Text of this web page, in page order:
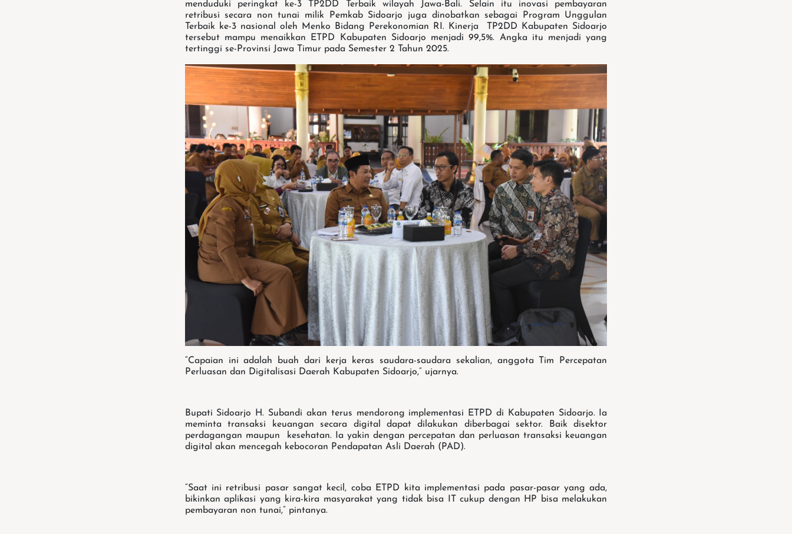
menduduki peringkat ke-3 TP2DD Terbaik wilayah Jawa-Bali. Selain itu inovasi pembayaran
retribusi secara non tunai milik Pemkab Sidoarjo juga dinobatkan sebagai Program Unggulan
Terbaik ke-3 nasional oleh Menko Bidang Perekonomian RI. Kinerja TP2DD Kabupaten Sidoarjo
tersebut mampu menaikkan ETPD Kabupaten Sidoarjo menjadi 99,5%. Angka itu menjadi yang
tertinggi se-Provinsi Jawa Timur pada Semester 2 Tahun 2025.
“Capaian ini adalah buah dari kerja keras saudara-saudara sekalian, anggota Tim Percepatan
Perluasan dan Digitalisasi Daerah Kabupaten Sidoarjo,” ujarnya.
Bupati Sidoarjo H. Subandi akan terus mendorong implementasi ETPD di Kabupaten Sidoarjo. Ia
meminta transaksi keuangan secara digital dapat dilakukan diberbagai sektor. Baik disektor
perdagangan maupun kesehatan. Ia yakin dengan percepatan dan perluasan transaksi keuangan
digital akan mencegah kebocoran Pendapatan Asli Daerah (PAD).
“Saat ini retribusi pasar sangat kecil, coba ETPD kita implementasi pada pasar-pasar yang ada,
bikinkan aplikasi yang kira-kira masyarakat yang tidak bisa IT cukup dengan HP bisa melakukan
pembayaran non tunai,” pintanya.